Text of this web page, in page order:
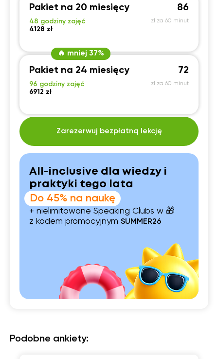
Pakiet na 20 miesięcy
48 godziny zajęć
4128 zł
86
zł za 60 minut
🔥 mniej 37%
Pakiet na 24 miesięcy
96 godziny zajęć
6912 zł
72
zł za 60 minut
Zarezerwuj bezpłatną lekcję
All-inclusive dla wiedzy i
praktyki tego lata
Do 45% na naukę
+ nielimitowane Speaking Clubs w 🎁
z kodem promocyjnym SUMMER26
Podobne ankiety: